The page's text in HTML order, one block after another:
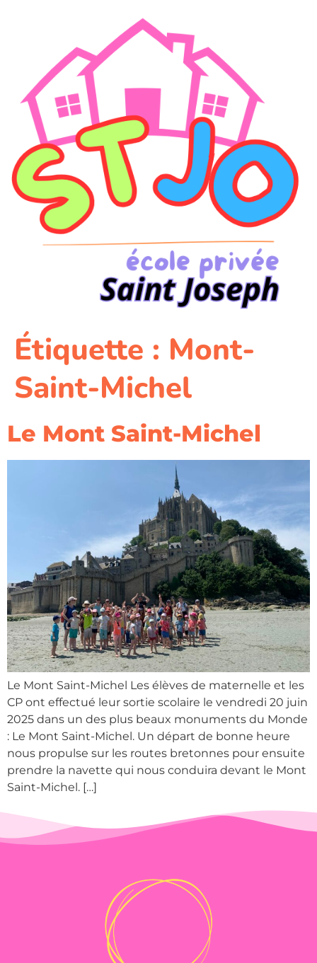
Étiquette : Mont-
Saint-Michel
Le Mont Saint-Michel
Le Mont Saint-Michel Les élèves de maternelle et les
CP ont effectué leur sortie scolaire le vendredi 20 juin
2025 dans un des plus beaux monuments du Monde
: Le Mont Saint-Michel. Un départ de bonne heure
nous propulse sur les routes bretonnes pour ensuite
prendre la navette qui nous conduira devant le Mont
Saint-Michel. […]